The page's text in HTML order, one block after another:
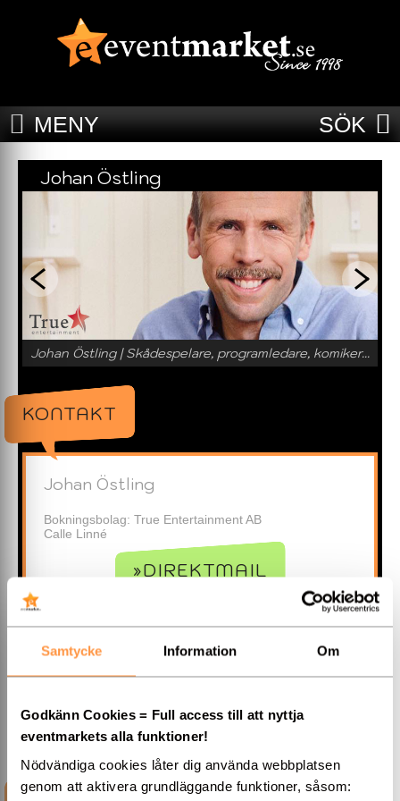
Samtycke Information Om
Godkänn Cookies = Full access till att nyttja
eventmarkets alla funktioner!
Nödvändiga cookies låter dig använda webbplatsen
genom att aktivera grundläggande funktioner, såsom:
MENY SÖK
Johan Östling
Johan Östling | Skådespelare, programledare, komiker...
KONTAKT
Johan Östling
Bokningsbolag: True Entertainment AB
Calle Linné
»DIREKTMAIL
070-357 77 50